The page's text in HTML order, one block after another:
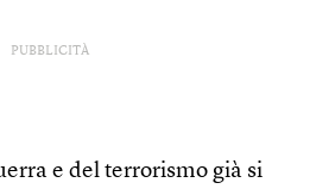
PUBBLICITÀ
e del terrorismo già si